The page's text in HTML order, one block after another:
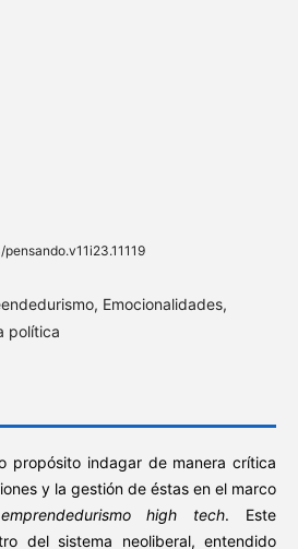
Emocionalidades,
política
propósito indagar de manera crítica
y la gestión de éstas en el marco
high tech. Este
del sistema neoliberal, entendido